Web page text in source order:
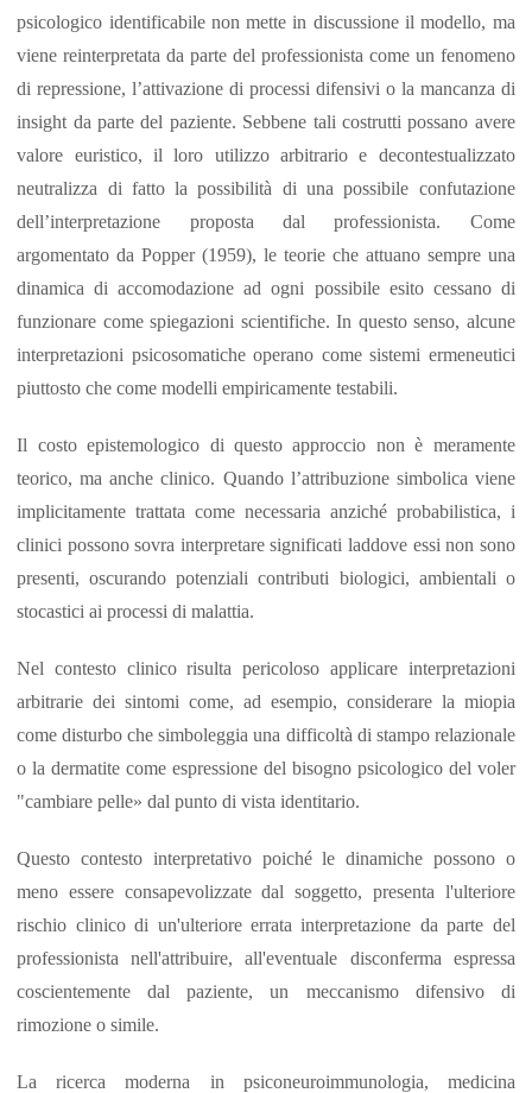
psicologico identificabile non mette in discussione il modello, ma
viene reinterpretata da parte del professionista come un fenomeno
di repressione, l’attivazione di processi difensivi o la mancanza di
insight da parte del paziente. Sebbene tali costrutti possano avere
valore euristico, il loro utilizzo arbitrario e decontestualizzato
neutralizza di fatto la possibilità di una possibile confutazione
dell’interpretazione proposta dal professionista. Come
argomentato da Popper (1959), le teorie che attuano sempre una
dinamica di accomodazione ad ogni possibile esito cessano di
funzionare come spiegazioni scientifiche. In questo senso, alcune
interpretazioni psicosomatiche operano come sistemi ermeneutici
piuttosto che come modelli empiricamente testabili.
Il costo epistemologico di questo approccio non è meramente
teorico, ma anche clinico. Quando l’attribuzione simbolica viene
implicitamente trattata come necessaria anziché probabilistica, i
clinici possono sovra interpretare significati laddove essi non sono
presenti, oscurando potenziali contributi biologici, ambientali o
stocastici ai processi di malattia.
Nel contesto clinico risulta pericoloso applicare interpretazioni
arbitrarie dei sintomi come, ad esempio, considerare la miopia
come disturbo che simboleggia una difficoltà di stampo relazionale
o la dermatite come espressione del bisogno psicologico del voler
"cambiare pelle» dal punto di vista identitario.
Questo contesto interpretativo poiché le dinamiche possono o
meno essere consapevolizzate dal soggetto, presenta l'ulteriore
rischio clinico di un'ulteriore errata interpretazione da parte del
professionista nell'attribuire, all'eventuale disconferma espressa
coscientemente dal paziente, un meccanismo difensivo di
rimozione o simile.
La ricerca moderna in psiconeuroimmunologia, medicina